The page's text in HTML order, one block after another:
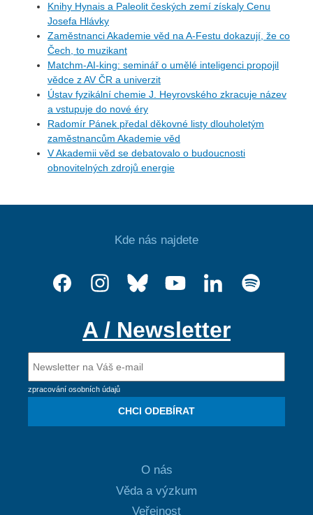
Knihy Hynais a Paleolit českých zemí získaly Cenu
Josefa Hlávky
Zaměstnanci Akademie věd na A-Festu dokazují, že co
Čech, to muzikant
Matchm-AI-king: seminář o umělé inteligenci propojil
vědce z AV ČR a univerzit
Ústav fyzikální chemie J. Heyrovského zkracuje název
a vstupuje do nové éry
Radomír Pánek předal děkovné listy dlouholetým
zaměstnancům Akademie věd
V Akademii věd se debatovalo o budoucnosti
obnovitelných zdrojů energie
Kde nás najdete
A / Newsletter
zpracování osobních údajů
CHCI ODEBÍRAT
O nás
Věda a výzkum
Veřejnost